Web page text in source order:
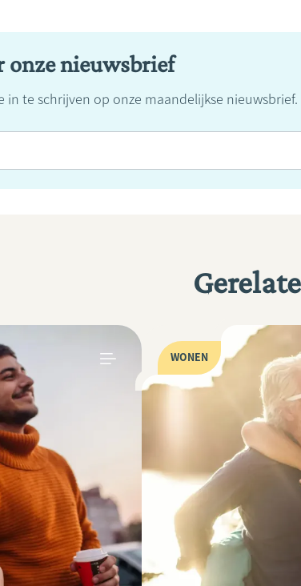
onze nieuwsbrief
in te schrijven op onze maandelijkse nieuwsbrief.
WONEN